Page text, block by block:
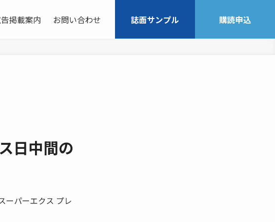
掲載案内 お問い合わせ 誌面サンプル 購読申込
日中間の
パーエクス プレ